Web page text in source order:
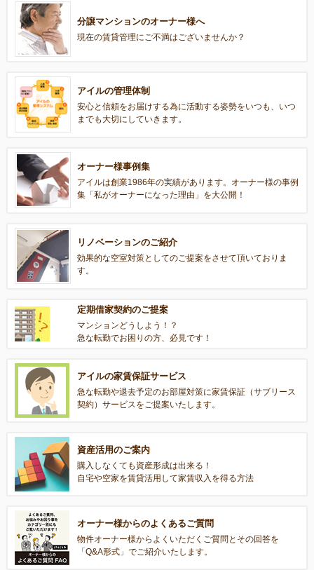
分譲マンションのオーナー様へ
現在の賃貸管理にご不満はございませんか？
アイルの管理体制
安心と信頼をお届けする為に活動する姿勢をいつも、いつ
までも大切にしていきます。
オーナー様事例集
アイルは創業1986年の実績があります。オーナー様の事例
集「私がオーナーになった理由」を大公開！
リノベーションのご紹介
効果的な空室対策としてのご提案をさせて頂いておりま
す。
定期借家契約のご提案
マンションどうしよう！？
急な転勤でお困りの方、必見です！
アイルの家賃保証サービス
急な転勤や退去予定のお部屋対策に家賃保証（サブリース
契約）サービスをご提案いたします。
資産活用のご案内
購入しなくても資産形成は出来る！
自宅や空家を賃貸活用して家賃収入を得る方法
オーナー様からのよくあるご質問
物件オーナー様からよくいただくご質問とその回答を
「Q&A形式」でご紹介いたします。